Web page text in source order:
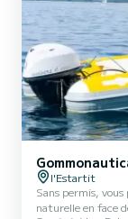
l'Estartit
Sans permis,
naturelle en face